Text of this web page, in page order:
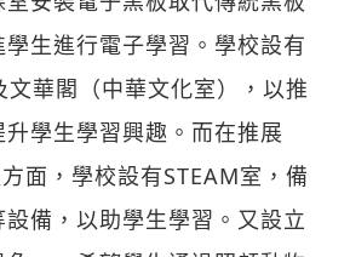
生進行電子學習。學校設有
華閣（中華文化室），以推
學生學習興趣。而在推展
面，學校設有STEAM室，備
備，以助學生學習。又設立